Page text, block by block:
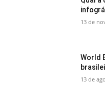
13 de
World
13 de